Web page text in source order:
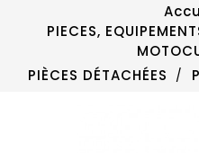
PIECES,
PIÈCES DÉTACHÉES